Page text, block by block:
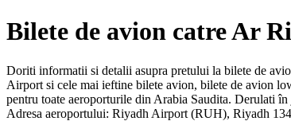
Bilete de avion catre Ar
Doriti informatii si detalii asupra pretului la bilete de
Airport si cele mai ieftine bilete avion, bilete de avion
pentru toate aeroporturile din Arabia Saudita. Derulati
Adresa aeroportului: Riyadh Airport (RUH), Riyadh